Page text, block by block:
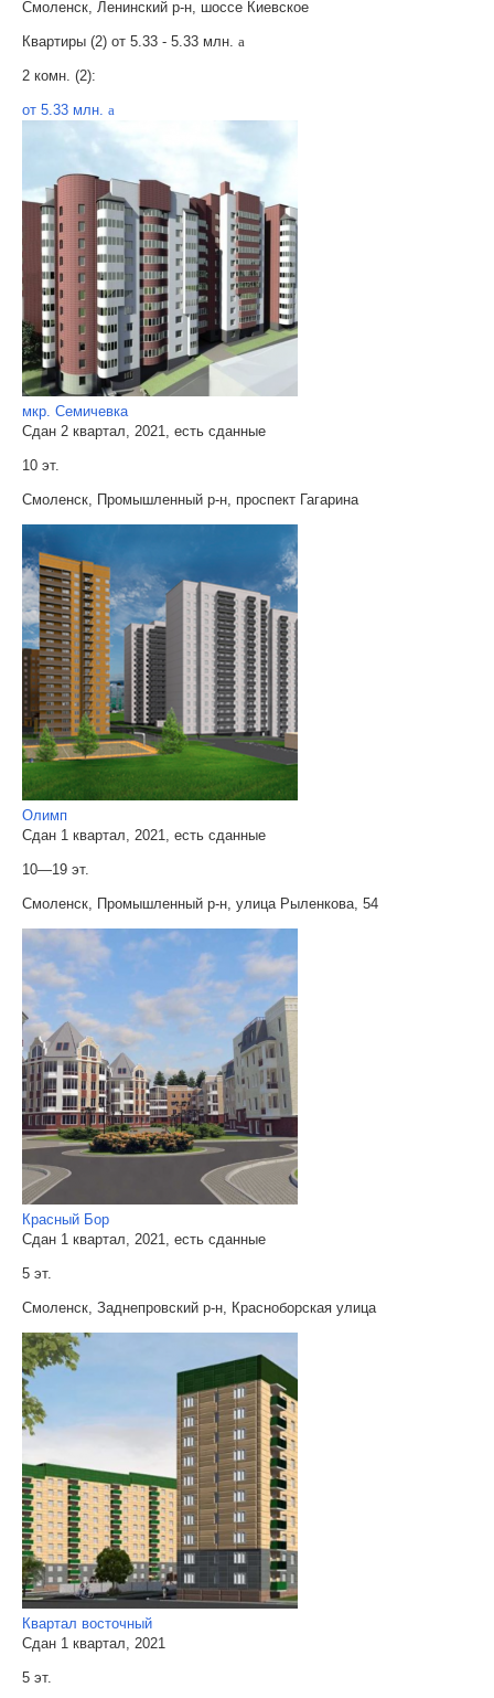
Смоленск, Ленинский р-н, шоссе Киевское
Квартиры (2) от 5.33 - 5.33 млн. a
2 комн. (2):
от 5.33 млн. a
мкр. Семичевка
Сдан 2 квартал, 2021, есть сданные
10 эт.
Смоленск, Промышленный р-н, проспект Гагарина
Олимп
Сдан 1 квартал, 2021, есть сданные
10—19 эт.
Смоленск, Промышленный р-н, улица Рыленкова, 54
Красный Бор
Сдан 1 квартал, 2021, есть сданные
5 эт.
Смоленск, Заднепровский р-н, Красноборская улица
Квартал восточный
Сдан 1 квартал, 2021
5 эт.